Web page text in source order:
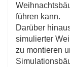
führen kann.
Darüber
simulierter
zu montieren